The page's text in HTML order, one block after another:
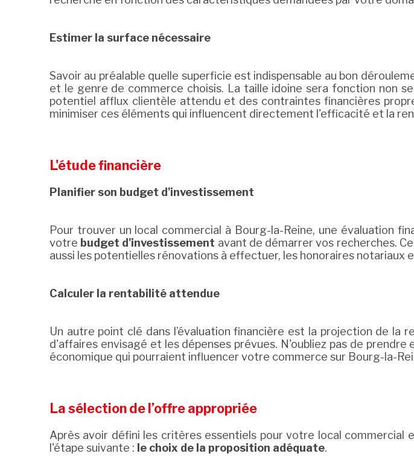
Estimer la surface nécessaire
Savoir au préalable quelle superficie est indispensable au bon
et le genre de commerce choisis. La taille idoine sera fonction non
potentiel afflux clientèle attendu et des contraintes financières
minimiser ces éléments qui influencent directement l'efficacité et la
L'étude financière
Planifier son budget d'investissement
Pour trouver un local commercial à Bourg-la-Reine, une évaluation
votre budget d'investissement avant de démarrer vos recherches.
aussi les potentielles rénovations à effectuer, les honoraires notariaux
Calculer la rentabilité attendue
Un autre point clé dans l’évaluation financière est la projection de
d'affaires envisagé et les dépenses prévues. N'oubliez pas de
économique qui pourraient influencer votre commerce sur Bourg-la-
La sélection de l’offre appropriée
Après avoir défini les critères essentiels pour votre local
l'étape suivante : le choix de la proposition adéquate.